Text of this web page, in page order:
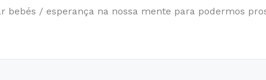
bebés / esperança na nossa mente para podermos